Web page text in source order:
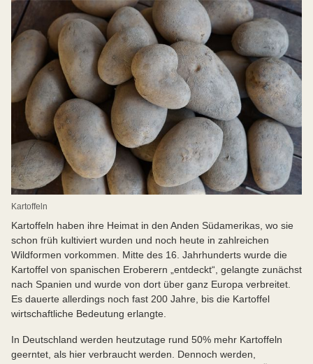
Kartoffeln
Kartoffeln haben ihre Heimat in den Anden Südamerikas, wo sie
schon früh kultiviert wurden und noch heute in zahlreichen
Wildformen vorkommen. Mitte des 16. Jahrhunderts wurde die
Kartoffel von spanischen Eroberern „entdeckt“, gelangte zunächst
nach Spanien und wurde von dort über ganz Europa verbreitet.
Es dauerte allerdings noch fast 200 Jahre, bis die Kartoffel
wirtschaftliche Bedeutung erlangte.
In Deutschland werden heutzutage rund 50% mehr Kartoffeln
geerntet, als hier verbraucht werden. Dennoch werden,